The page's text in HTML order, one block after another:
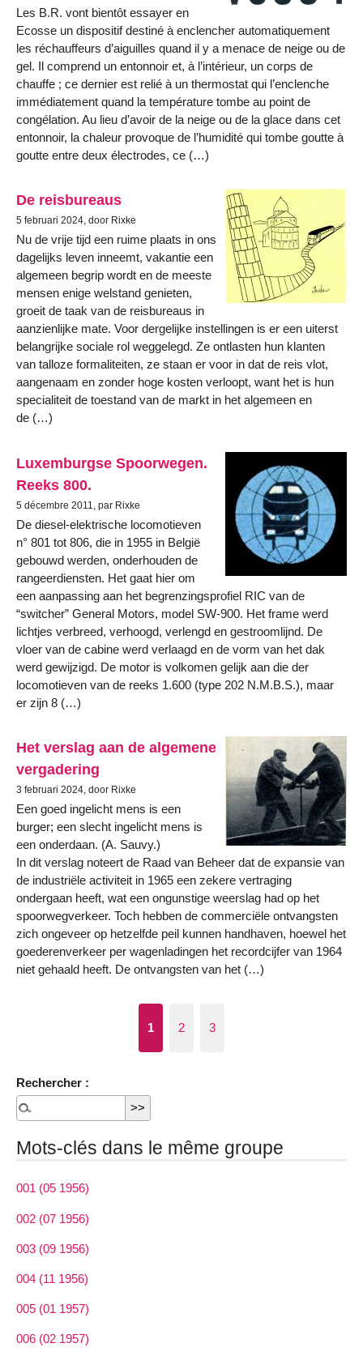
Les B.R. vont bientôt essayer en
Ecosse un dispositif destiné à enclencher automatiquement
les réchauffeurs d’aiguilles quand il y a menace de neige ou de
gel. Il comprend un entonnoir et, à l’intérieur, un corps de
chauffe ; ce dernier est relié à un thermostat qui l’enclenche
immédiatement quand la température tombe au point de
congélation. Au lieu d’avoir de la neige ou de la glace dans cet
entonnoir, la chaleur provoque de l’humidité qui tombe goutte à
goutte entre deux électrodes, ce (…)
De reisbureaus
5 februari 2024, door Rixke
Nu de vrije tijd een ruime plaats in ons
dagelijks leven inneemt, vakantie een
algemeen begrip wordt en de meeste
mensen enige welstand genieten,
groeit de taak van de reisbureaus in
aanzienlijke mate. Voor dergelijke instellingen is er een uiterst
belangrijke sociale rol weggelegd. Ze ontlasten hun klanten
van talloze formaliteiten, ze staan er voor in dat de reis vlot,
aangenaam en zonder hoge kosten verloopt, want het is hun
specialiteit de toestand van de markt in het algemeen en
de (…)
Luxemburgse Spoorwegen.
Reeks 800.
5 décembre 2011, par Rixke
De diesel-elektrische locomotieven
n° 801 tot 806, die in 1955 in België
gebouwd werden, onderhouden de
rangeerdiensten. Het gaat hier om
een aanpassing aan het begrenzingsprofiel RIC van de
“switcher” General Motors, model SW-900. Het frame werd
lichtjes verbreed, verhoogd, verlengd en gestroomlijnd. De
vloer van de cabine werd verlaagd en de vorm van het dak
werd gewijzigd. De motor is volkomen gelijk aan die der
locomotieven van de reeks 1.600 (type 202 N.M.B.S.), maar
er zijn 8 (…)
Het verslag aan de algemene
vergadering
3 februari 2024, door Rixke
Een goed ingelicht mens is een
burger; een slecht ingelicht mens is
een onderdaan. (A. Sauvy.)
In dit verslag noteert de Raad van Beheer dat de expansie van
de industriële activiteit in 1965 een zekere vertraging
ondergaan heeft, wat een ongunstige weerslag had op het
spoorwegverkeer. Toch hebben de commerciële ontvangsten
zich ongeveer op hetzelfde peil kunnen handhaven, hoewel het
goederenverkeer per wagenladingen het recordcijfer van 1964
niet gehaald heeft. De ontvangsten van het (…)
1 2 3
Rechercher :
Mots-clés dans le même groupe
001 (05 1956)
002 (07 1956)
003 (09 1956)
004 (11 1956)
005 (01 1957)
006 (02 1957)